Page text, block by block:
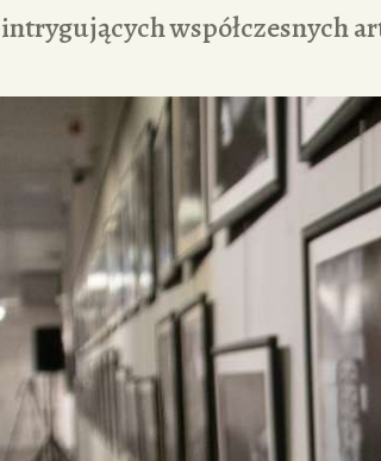
intrygujących współczesnych